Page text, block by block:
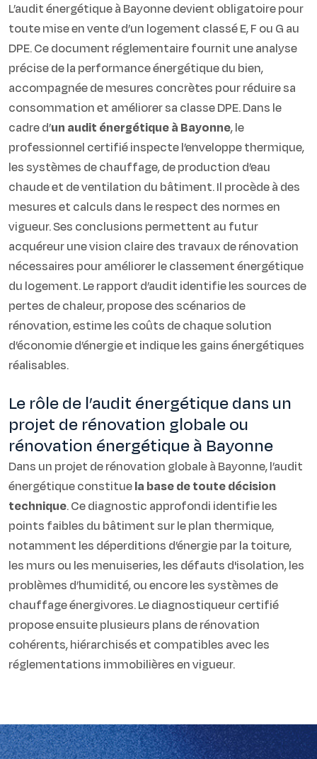
L’audit énergétique à Bayonne devient obligatoire pour
toute mise en vente d’un logement classé E, F ou G au
DPE. Ce document réglementaire fournit une analyse
précise de la performance énergétique du bien,
accompagnée de mesures concrètes pour réduire sa
consommation et améliorer sa classe DPE. Dans le
cadre d’un audit énergétique à Bayonne, le
professionnel certifié inspecte l’enveloppe thermique,
les systèmes de chauffage, de production d’eau
chaude et de ventilation du bâtiment. Il procède à des
mesures et calculs dans le respect des normes en
vigueur. Ses conclusions permettent au futur
acquéreur une vision claire des travaux de rénovation
nécessaires pour améliorer le classement énergétique
du logement. Le rapport d’audit identifie les sources de
pertes de chaleur, propose des scénarios de
rénovation, estime les coûts de chaque solution
d’économie d’énergie et indique les gains énergétiques
réalisables.
Le rôle de l’audit énergétique dans un
projet de rénovation globale ou
rénovation énergétique à Bayonne
Dans un projet de rénovation globale à Bayonne, l’audit
énergétique constituela base de toute décision
technique. Ce diagnostic approfondi identifie les
points faibles du bâtiment sur le plan thermique,
notamment les déperditions d’énergie par la toiture,
les murs ou les menuiseries, les défauts d'isolation, les
problèmes d’humidité, ou encore les systèmes de
chauffage énergivores. Le diagnostiqueur certifié
propose ensuite plusieurs plans de rénovation
cohérents, hiérarchisés et compatibles avec les
réglementations immobilières en vigueur.